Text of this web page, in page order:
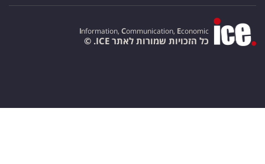
Information, Communication, Economic
כל הזכויות שמורות לאתר ICE. ©